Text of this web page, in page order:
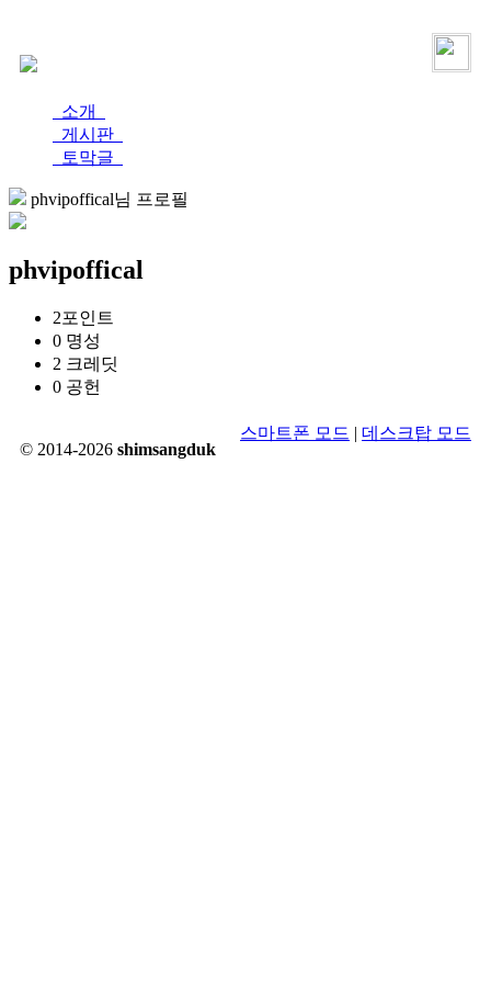
소개
게시판
토막글
phvipoffical님 프로필
phvipoffical
2포인트
0 명성
2 크레딧
0 공헌
© 2014-2026 shimsangduk
스마트폰 모드 | 데스크탑 모드